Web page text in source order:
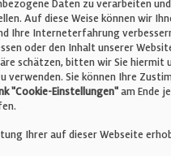
Daten zu verarbeiten
Auf diese Weise können wir
Ihre Interneterfahrung
oder den Inhalt unserer
schätzen, bitten wir Sie hiermit
verwenden. Sie können Ihre
"Cookie-Einstellungen" am Ende
Ihrer auf dieser Webseite